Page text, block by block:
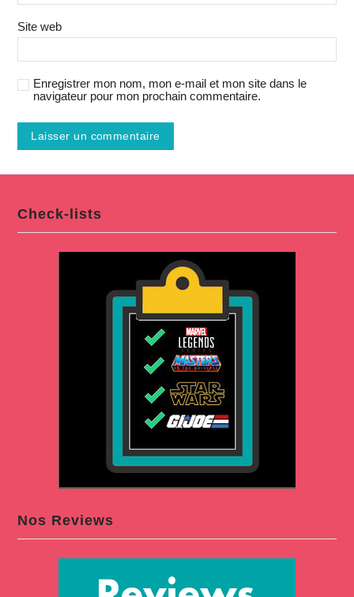
Site web
Enregistrer mon nom, mon e-mail et mon site dans le
navigateur pour mon prochain commentaire.
Check-lists
Nos Reviews